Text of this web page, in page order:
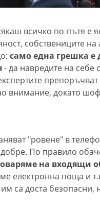
всичко по пътя е
собствениците
само една грешка е
- да навредите на себе
препоръчват
внимание, докато
"ровене" в
По правило
на входящи
електронна поща и
са доста безопасни,